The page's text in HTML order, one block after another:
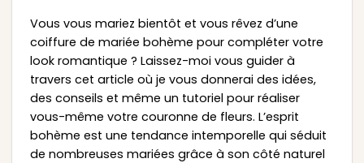
Vous vous mariez bientôt et vous rêvez d’une
coiffure de mariée bohème pour compléter votre
look romantique ? Laissez-moi vous guider à
travers cet article où je vous donnerai des idées,
des conseils et même un tutoriel pour réaliser
vous-même votre couronne de fleurs. L’esprit
bohème est une tendance intemporelle qui séduit
de nombreuses mariées grâce à son côté naturel